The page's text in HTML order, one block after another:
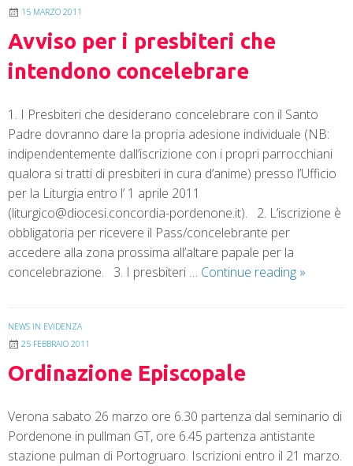
15 MARZO 2011
Avviso per i presbiteri che
intendono concelebrare
1. I Presbiteri che desiderano concelebrare con il Santo
Padre dovranno dare la propria adesione individuale (NB:
indipendentemente dall’iscrizione con i propri parrocchiani
qualora si tratti di presbiteri in cura d’anime) presso l’Ufficio
per la Liturgia entro l’ 1 aprile 2011
(liturgico@diocesi.concordia-pordenone.it). 2. L’iscrizione è
obbligatoria per ricevere il Pass/concelebrante per
accedere alla zona prossima all’altare papale per la
concelebrazione. 3. I presbiteri … Continue reading »
NEWS IN EVIDENZA
25 FEBBRAIO 2011
Ordinazione Episcopale
Verona sabato 26 marzo ore 6.30 partenza dal seminario di
Pordenone in pullman GT, ore 6.45 partenza antistante
stazione pulman di Portogruaro. Iscrizioni entro il 21 marzo.